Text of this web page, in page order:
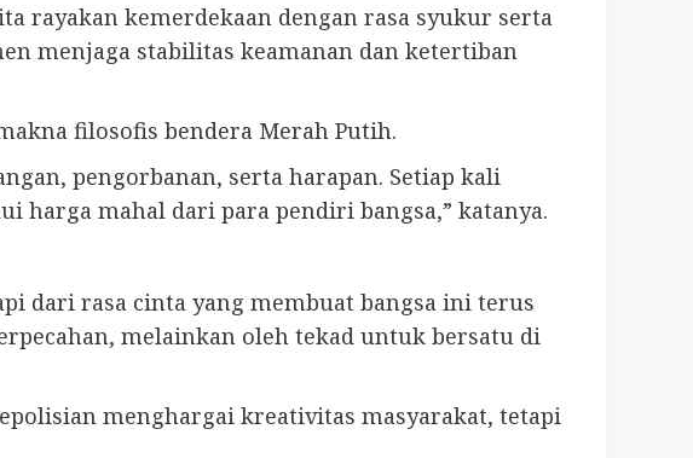
rayakan kemerdekaan dengan rasa syukur serta
menjaga stabilitas keamanan dan ketertiban
filosofis bendera Merah Putih.
pengorbanan, serta harapan. Setiap kali
harga mahal dari para pendiri bangsa,” katanya.
dari rasa cinta yang membuat bangsa ini terus
melainkan oleh tekad untuk bersatu di
menghargai kreativitas masyarakat, tetapi